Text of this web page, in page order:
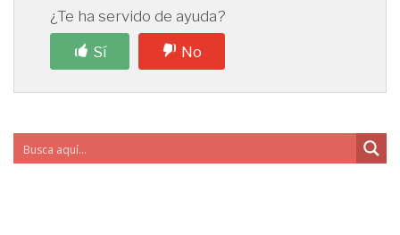
¿Te ha servido de ayuda?
Sí
No